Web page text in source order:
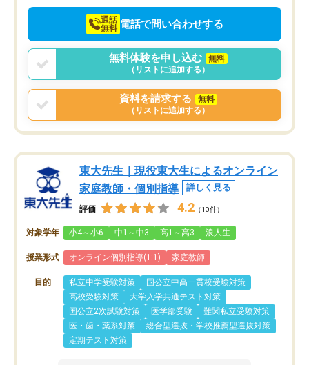
通話
無料 電話で問い合わせする
無料体験を申し込む
無料
（リストに追加する）
資料を請求する
無料
（リストに追加する）
東大先生｜現役東大生によるオンライン
家庭教師・個別指導
詳しく見る
評価 4.2 （10件）
対象学年 小4～小6 中1～中3 高1～高3 浪人生
授業形式 オンライン個別指導(1:1) 家庭教師
目的 私立中学受験対策
国公立中高一貫校受験対策
高校受験対策
大学入学共通テスト対策
国公立2次試験対策
医学部受験
難関私立受験対策
医・歯・薬系対策
総合型選抜・学校推薦型選抜対策
定期テスト対策